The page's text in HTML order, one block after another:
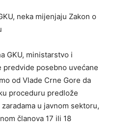
neka mijenjaju Zakon o
GKU, ministarstvo i
posebno uvećane
od Vlade Crne Gore da
proceduru predlože
u javnom sektoru,
članova 17 ili 18